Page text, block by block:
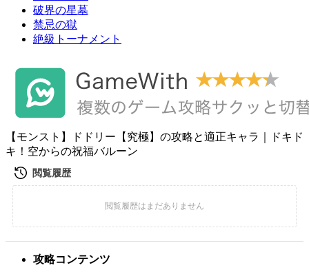
破界の星墓
禁忌の獄
絶級トーナメント
【モンスト】ドドリー【究極】の攻略と適正キャラ｜ドキド
キ！空からの祝福バルーン
攻略コンテンツ